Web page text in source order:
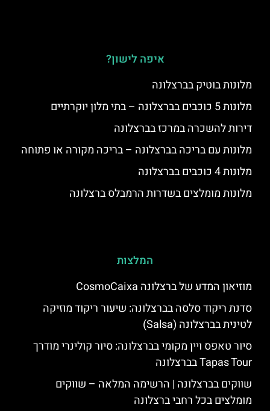
איפה לישון?
מלונות בוטיק בברצלונה
מלונות 5 כוכבים בברצלונה – בתי מלון יוקרתיים
דירות להשכרה במרכז בברצלונה
מלונות עם בריכה בברצלונה – בריכה מקורה או פתוחה
מלונות 4 כוכבים בברצלונה
מלונות מומלצים בשדרות הרמבלס ברצלונה
המלצות
מוזיאון המדע של ברצלונה CosmoCaixa
סדנת ריקוד סלסה בברצלונה: שיעור ריקוד מוזיקה
לטינית בברצלונה (Salsa)
סיור טאפס ויין מקומי בברצלונה: סיור קולינרי מודרך
Tapas Tour בברצלונה
שווקים בברצלונה | הרשימה המלאה – שווקים
מומלצים בכל רחבי ברצלונה